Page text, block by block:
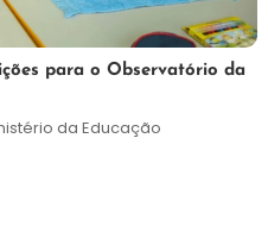
para o Observatório da
da Educação